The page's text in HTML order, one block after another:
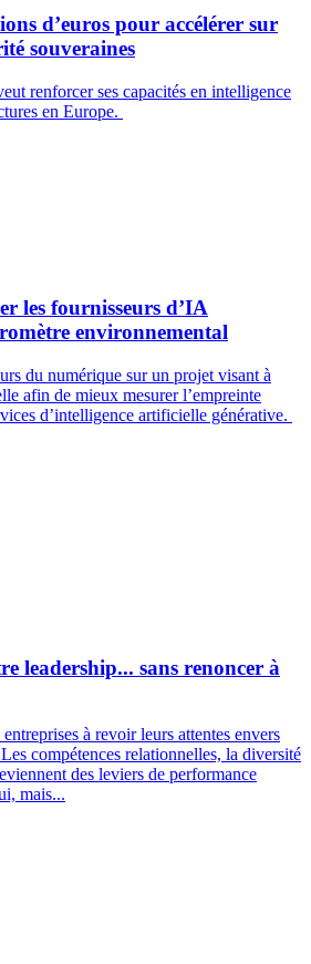
d’euros pour accélérer sur
souveraines
renforcer ses capacités en intelligence
en Europe.
les fournisseurs d’IA
environnemental
du numérique sur un projet visant à
afin de mieux mesurer l’empreinte
d’intelligence artificielle générative.
leadership... sans renoncer à
à revoir leurs attentes envers
compétences relationnelles, la diversité
des leviers de performance
mais...